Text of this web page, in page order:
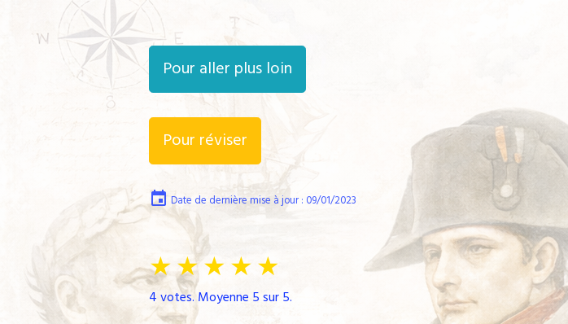
Pour aller plus loin
Pour réviser
Date de dernière mise à jour : 09/01/2023
★★★★★
4votes. Moyenne 5sur 5.